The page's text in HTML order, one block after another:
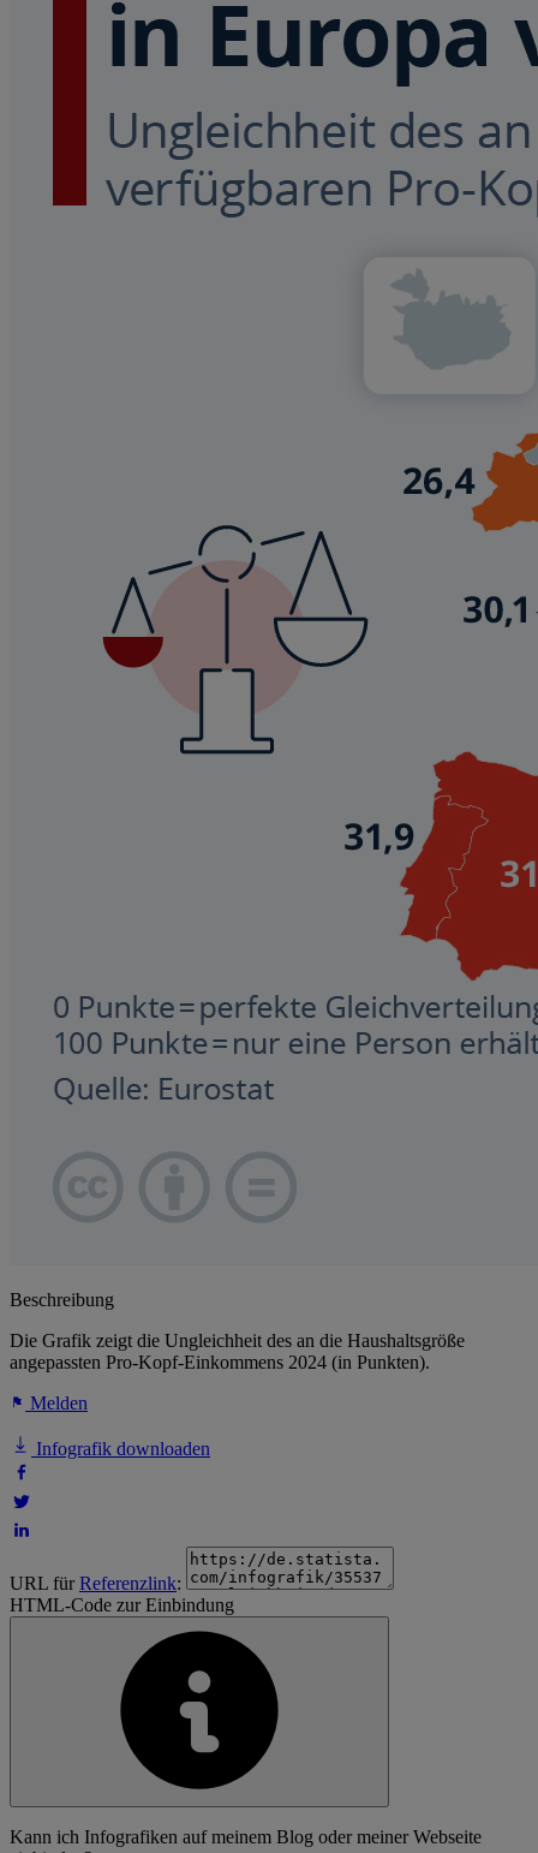
Beschreibung
Die Grafik zeigt die Ungleichheit des an die Haushaltsgröße
angepassten Pro-Kopf-Einkommens 2024 (in Punkten).
Melden
Infografik downloaden
URL fürReferenzlink:
HTML-Code zur Einbindung
Kann ich Infografiken auf meinem Blog oder meiner Webseite